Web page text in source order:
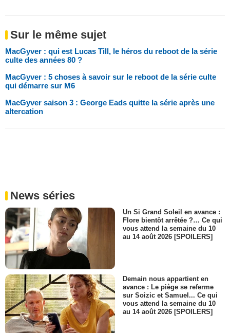
Sur le même sujet
MacGyver : qui est Lucas Till, le héros du reboot de la série
culte des années 80 ?
MacGyver : 5 choses à savoir sur le reboot de la série culte
qui démarre sur M6
MacGyver saison 3 : George Eads quitte la série après une
altercation
News séries
Un Si Grand Soleil en avance :
Flore bientôt arrêtée ?… Ce qui
vous attend la semaine du 10
au 14 août 2026 [SPOILERS]
Demain nous appartient en
avance : Le piège se referme
sur Soizic et Samuel... Ce qui
vous attend la semaine du 10
au 14 août 2026 [SPOILERS]